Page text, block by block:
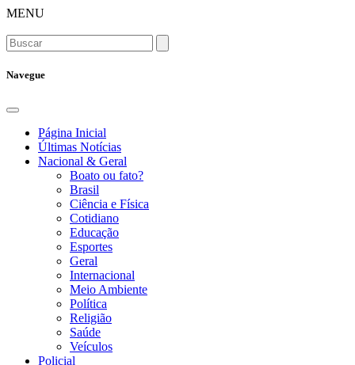
MENU
Navegue
Página Inicial
Últimas Notícias
Nacional & Geral
Boato ou fato?
Brasil
Ciência e Física
Cotidiano
Educação
Esportes
Geral
Internacional
Meio Ambiente
Política
Religião
Saúde
Veículos
Policial